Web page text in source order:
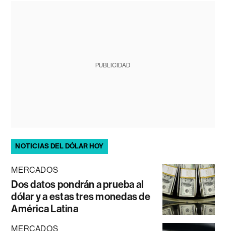
PUBLICIDAD
NOTICIAS DEL DÓLAR HOY
MERCADOS
Dos datos pondrán a prueba al
dólar y a estas tres monedas de
América Latina
MERCADOS